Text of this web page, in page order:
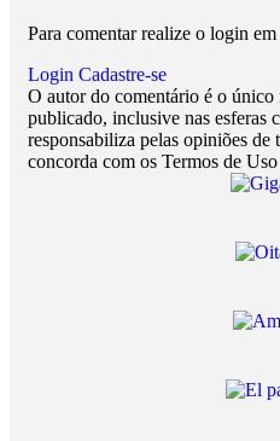
Para comentar realize o login em
Login Cadastre-se
O autor do comentário é o único
publicado, inclusive nas esferas
responsabiliza pelas opiniões
concorda com os Termos de